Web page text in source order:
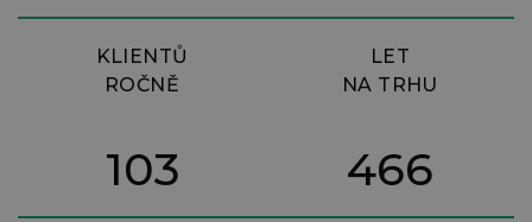
KLIENTŮ
ROČNĚ
LET
NA TRHU
103 466